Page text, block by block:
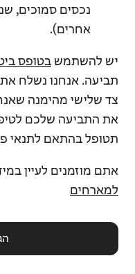
נכסים סמוכים,
אחרים).
יש להשתמש בטופס
תביעה. אנחנו נשלח
צד שלישי מהימנה
את התביעה שלכם
תטופל בהתאם לתנאי
אתם מוזמנים לעיין
למארחים